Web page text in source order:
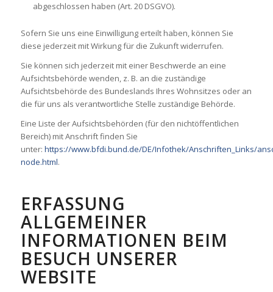
abgeschlossen haben (Art. 20 DSGVO).
Sofern Sie uns eine Einwilligung erteilt haben, können Sie
diese jederzeit mit Wirkung für die Zukunft widerrufen.
Sie können sich jederzeit mit einer Beschwerde an eine
Aufsichtsbehörde wenden, z. B. an die zuständige
Aufsichtsbehörde des Bundeslands Ihres Wohnsitzes oder an
die für uns als verantwortliche Stelle zuständige Behörde.
Eine Liste der Aufsichtsbehörden (für den nichtöffentlichen
Bereich) mit Anschrift finden Sie
unter: https://www.bfdi.bund.de/DE/Infothek/Anschriften_Links/
node.html.
ERFASSUNG
ALLGEMEINER
INFORMATIONEN BEIM
BESUCH UNSERER
WEBSITE